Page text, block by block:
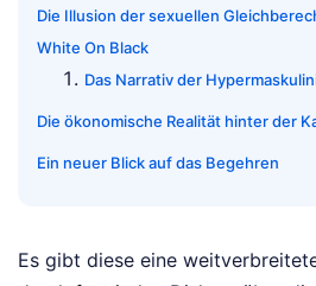
Die Illusion der sexuellen
White On Black
Das Narrativ der
Die ökonomische Realität hinter der
Ein neuer Blick auf das Begehren
Es gibt diese eine